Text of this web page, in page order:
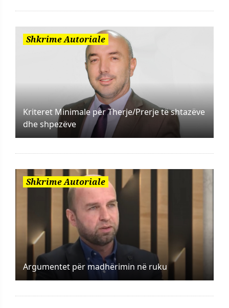
Shkrime Autoriale
Kriteret Minimale për Therje/Prerje të shtazëve
dhe shpezëve
Shkrime Autoriale
Argumentet për madhërimin në ruku